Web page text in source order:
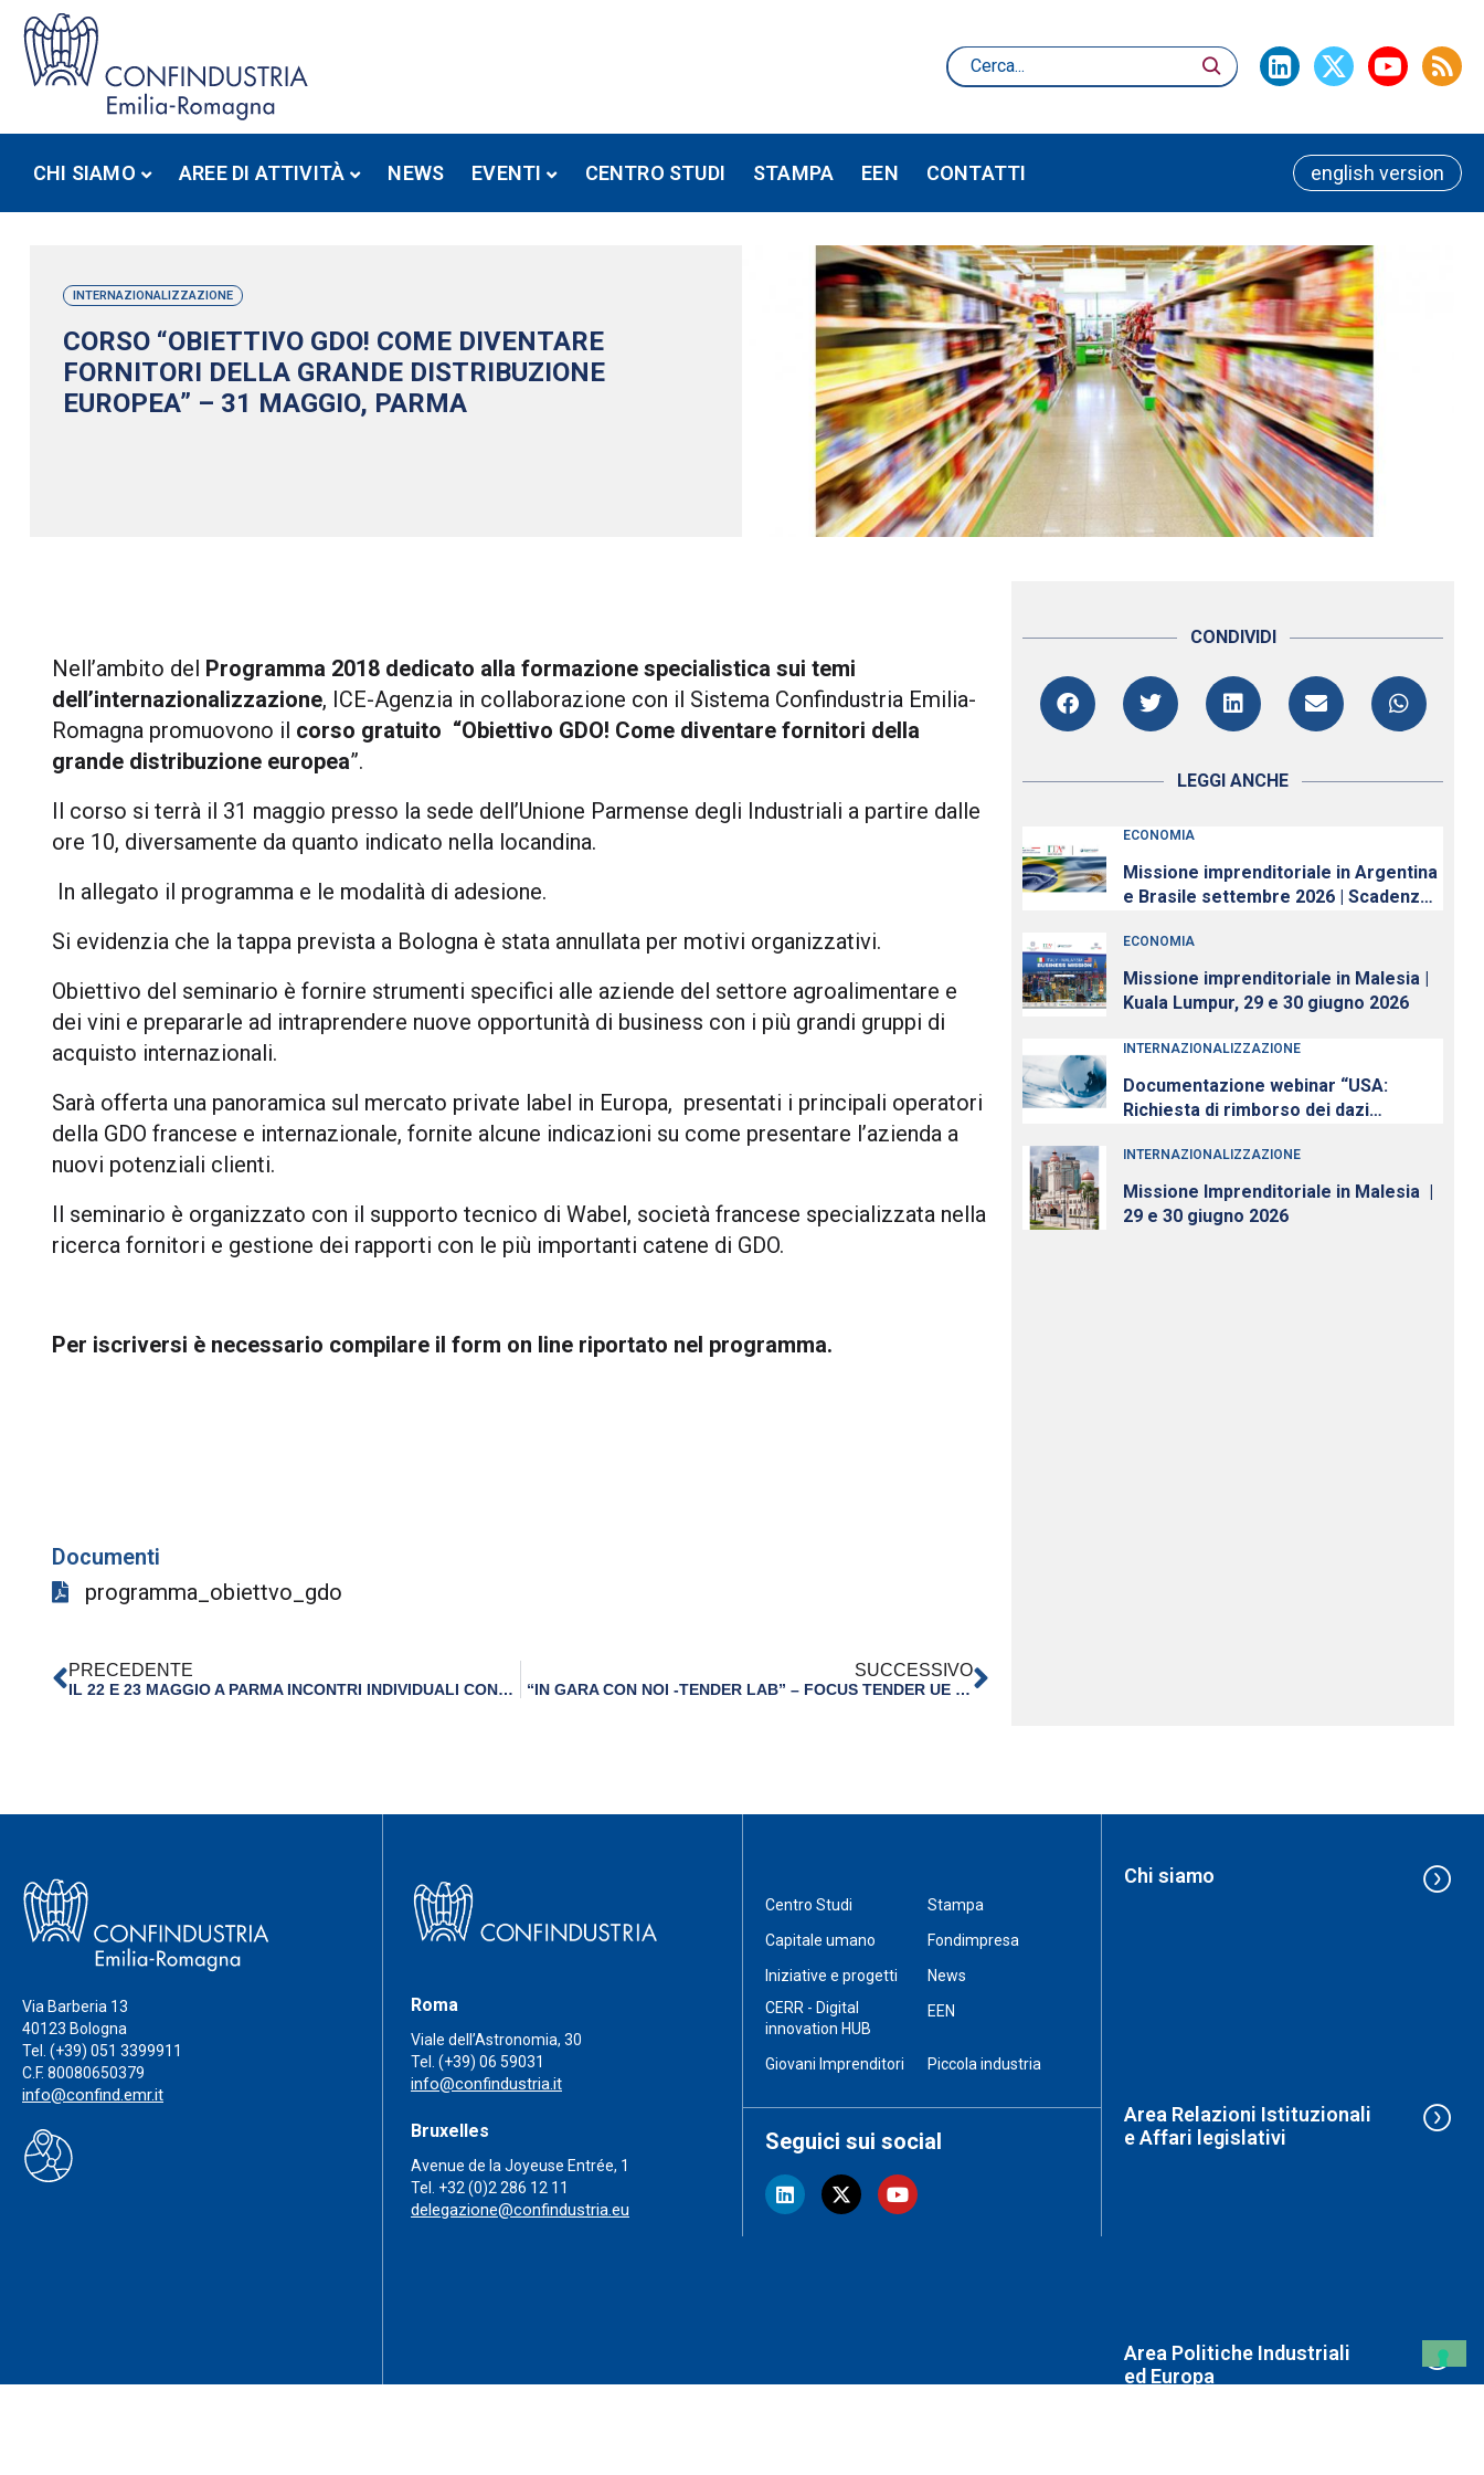
CHI SIAMO AREE DI ATTIVITÀ NEWS EVENTI CENTRO STUDI STAMPA EEN CONTATTI english version
INTERNAZIONALIZZAZIONE
CORSO “OBIETTIVO GDO! COME DIVENTARE
FORNITORI DELLA GRANDE DISTRIBUZIONE
EUROPEA” – 31 MAGGIO, PARMA
Nell’ambito del Programma 2018 dedicato alla formazione specialistica sui temi
dell’internazionalizzazione, ICE-Agenzia in collaborazione con il Sistema Confindustria Emilia-
Romagna promuovono il corso gratuito “Obiettivo GDO! Come diventare fornitori della
grande distribuzione europea”.
Il corso si terrà il 31 maggio presso la sede dell’Unione Parmense degli Industriali a partire dalle
ore 10, diversamente da quanto indicato nella locandina.
In allegato il programma e le modalità di adesione.
Si evidenzia che la tappa prevista a Bologna è stata annullata per motivi organizzativi.
Obiettivo del seminario è fornire strumenti specifici alle aziende del settore agroalimentare e
dei vini e prepararle ad intraprendere nuove opportunità di business con i più grandi gruppi di
acquisto internazionali.
Sarà offerta una panoramica sul mercato private label in Europa, presentati i principali operatori
della GDO francese e internazionale, fornite alcune indicazioni su come presentare l’azienda a
nuovi potenziali clienti.
Il seminario è organizzato con il supporto tecnico di Wabel, società francese specializzata nella
ricerca fornitori e gestione dei rapporti con le più importanti catene di GDO.
Per iscriversi è necessario compilare il form on line riportato nel programma.
Documenti
programma_obiettvo_gdo
PRECEDENTE
IL 22 E 23 MAGGIO A PARMA INCONTRI INDIVIDUALI CON AZIENDE TEDESCHE A SPS IPC DRIVES ITALIA – ISCRIZIONI ENTRO IL 18 MAGGIO
SUCCESSIVO
“IN GARA CON NOI -TENDER LAB” – FOCUS TENDER UE 30 MAGGIO BOLOGNA
CONDIVIDI
LEGGI ANCHE
ECONOMIA
Missione imprenditoriale in Argentina
e Brasile settembre 2026 | Scadenza
ECONOMIA
Missione imprenditoriale in Malesia |
Kuala Lumpur, 29 e 30 giugno 2026
INTERNAZIONALIZZAZIONE
Documentazione webinar “USA:
Richiesta di rimborso dei dazi
politica commerciale e daziaria del
governo americano verso l’UE” – 28
aprile 2026
INTERNAZIONALIZZAZIONE
Missione Imprenditoriale in Malesia |
29 e 30 giugno 2026
Via Barberia 13
40123 Bologna
Tel. (+39) 051 3399911
C.F. 80080650379
info@confind.emr.it
Roma
Viale dell’Astronomia, 30
Tel. (+39) 06 59031
info@confindustria.it
Bruxelles
Avenue de la Joyeuse Entrée, 1
Tel. +32 (0)2 286 12 11
delegazione@confindustria.eu
Centro Studi
Stampa
Capitale umano
Fondimpresa
Iniziative e progetti
News
CERR - Digital
innovation HUB
EEN
Giovani Imprenditori Piccola industria
Seguici sui social
Chi siamo
Area Relazioni Istituzionali
e Affari legislativi
Area Politiche Industriali
ed Europa